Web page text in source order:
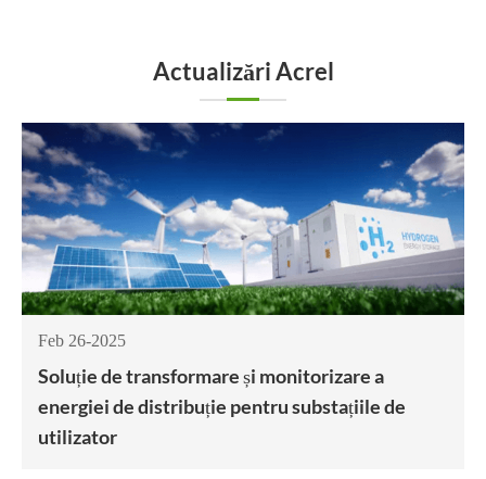
Actualizări Acrel
Feb 26-2025
Soluție de transformare și monitorizare a
energiei de distribuție pentru substațiile de
utilizator